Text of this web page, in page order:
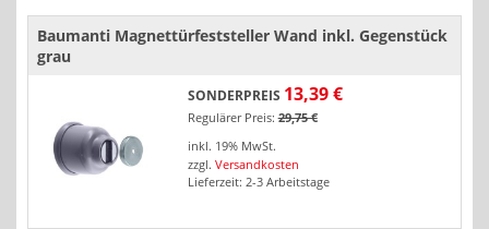
Baumanti Magnettürfeststeller Wand inkl. Gegenstück
grau
SONDERPREIS 13,39 €
Regulärer Preis: 29,75 €
inkl. 19% MwSt.
zzgl. Versandkosten
Lieferzeit: 2-3 Arbeitstage